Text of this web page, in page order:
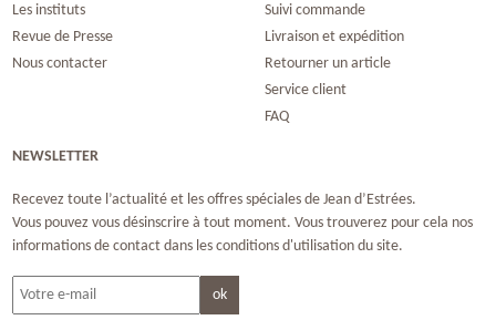
Les instituts
Revue de Presse
Nous contacter
Suivi commande
Livraison et expédition
Retourner un article
Service client
FAQ
NEWSLETTER
Recevez toute l’actualité et les offres spéciales de Jean d’Estrées.
Vous pouvez vous désinscrire à tout moment. Vous trouverez pour cela nos
informations de contact dans les conditions d'utilisation du site.